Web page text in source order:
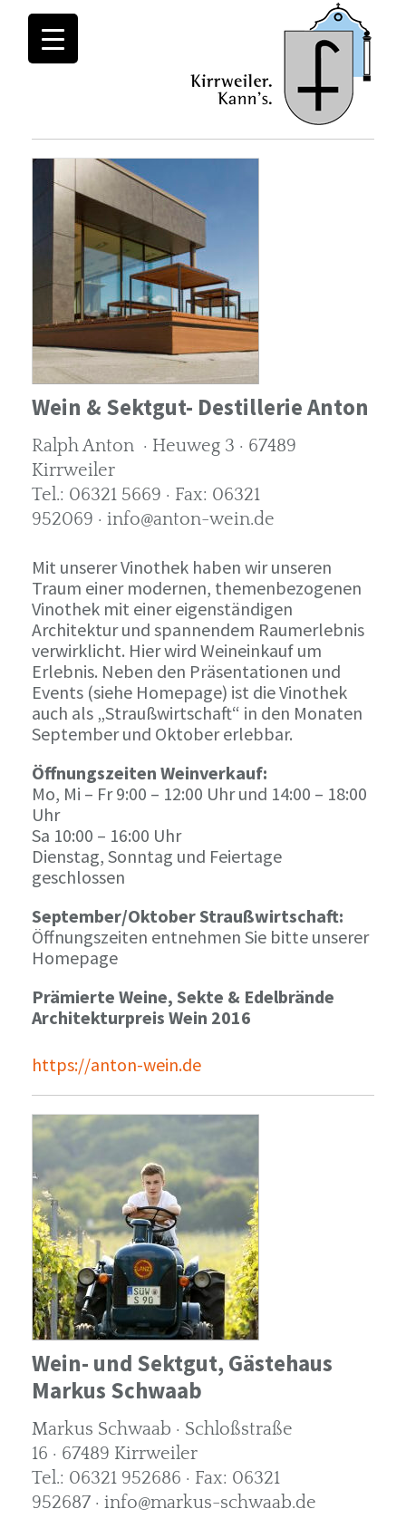
Wein & Sektgut- Destillerie Anton
Ralph Anton · Heuweg 3 · 67489
Kirrweiler
Tel.: 06321 5669 · Fax: 06321
952069 · info@anton-wein.de
Mit unserer Vinothek haben wir unseren
Traum einer modernen, themenbezogenen
Vinothek mit einer eigenständigen
Architektur und spannendem Raumerlebnis
verwirklicht. Hier wird Weineinkauf um
Erlebnis. Neben den Präsentationen und
Events (siehe Homepage) ist die Vinothek
auch als „Straußwirtschaft“ in den Monaten
September und Oktober erlebbar.
Öffnungszeiten Weinverkauf:
Mo, Mi – Fr 9:00 – 12:00 Uhr und 14:00 – 18:00
Uhr
Sa 10:00 – 16:00 Uhr
Dienstag, Sonntag und Feiertage
geschlossen
September/Oktober Straußwirtschaft:
Öffnungszeiten entnehmen Sie bitte unserer
Homepage
Prämierte Weine, Sekte & Edelbrände
Architekturpreis Wein 2016
https://anton-wein.de
Wein- und Sektgut, Gästehaus
Markus Schwaab
Markus Schwaab · Schloßstraße
16 · 67489 Kirrweiler
Tel.: 06321 952686 · Fax: 06321
952687 · info@markus-schwaab.de